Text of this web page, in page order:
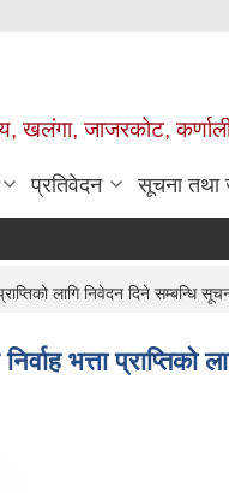
खलंगा, जाजरकोट,
प्रतिवेदन सूचना तथा
लागि निवेदन दिने सम्बन्धि
भत्ता प्राप्तिको